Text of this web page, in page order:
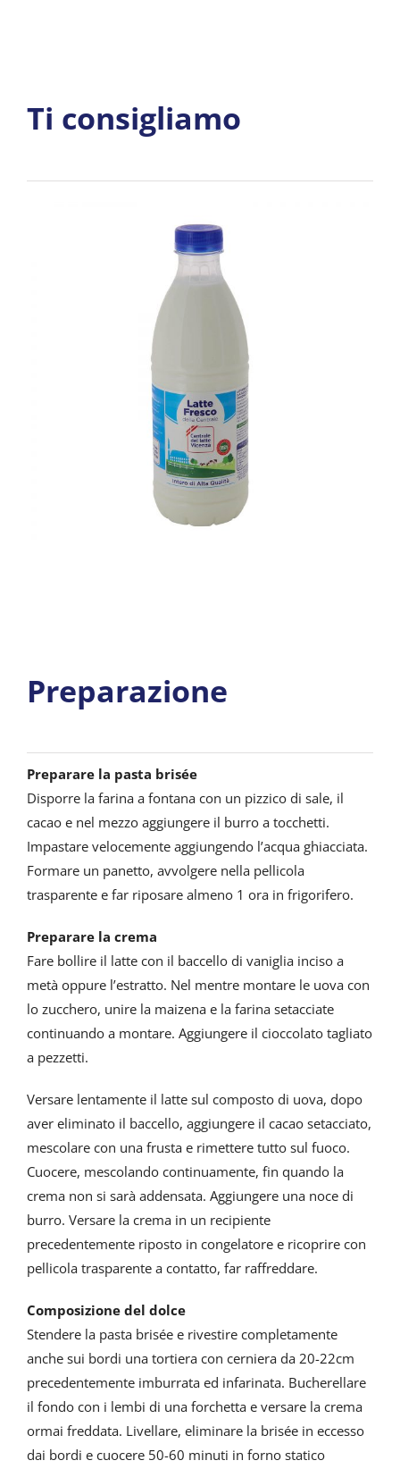
Ti consigliamo
Latte Fresco Intero Alta Qualità Vicenza
Preparazione
Preparare la pasta brisée
Disporre la farina a fontana con un pizzico di sale, il
cacao e nel mezzo aggiungere il burro a tocchetti.
Impastare velocemente aggiungendo l’acqua ghiacciata.
Formare un panetto, avvolgere nella pellicola
trasparente e far riposare almeno 1 ora in frigorifero.
Preparare la crema
Fare bollire il latte con il baccello di vaniglia inciso a
metà oppure l’estratto. Nel mentre montare le uova con
lo zucchero, unire la maizena e la farina setacciate
continuando a montare. Aggiungere il cioccolato tagliato
a pezzetti.
Versare lentamente il latte sul composto di uova, dopo
aver eliminato il baccello, aggiungere il cacao setacciato,
mescolare con una frusta e rimettere tutto sul fuoco.
Cuocere, mescolando continuamente, fin quando la
crema non si sarà addensata. Aggiungere una noce di
burro. Versare la crema in un recipiente
precedentemente riposto in congelatore e ricoprire con
pellicola trasparente a contatto, far raffreddare.
Composizione del dolce
Stendere la pasta brisée e rivestire completamente
anche sui bordi una tortiera con cerniera da 20-22cm
precedentemente imburrata ed infarinata. Bucherellare
il fondo con i lembi di una forchetta e versare la crema
ormai freddata. Livellare, eliminare la brisée in eccesso
dai bordi e cuocere 50-60 minuti in forno statico